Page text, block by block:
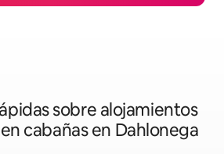
sobre alojamientos
cabañas en Dahlonega